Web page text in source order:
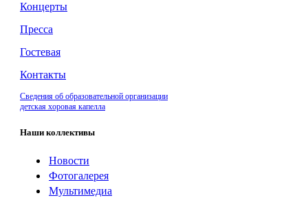
Концерты
Пресса
Гостевая
Контакты
Сведения об образовательной организации
детская хоровая капелла
Наши коллективы
Новости
Фотогалерея
Мультимедиа